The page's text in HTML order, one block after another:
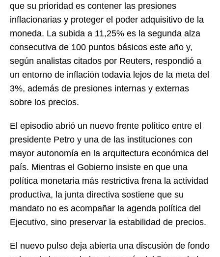
que su prioridad es contener las presiones
inflacionarias y proteger el poder adquisitivo de la
moneda. La subida a 11,25% es la segunda alza
consecutiva de 100 puntos básicos este año y,
según analistas citados por Reuters, respondió a
un entorno de inflación todavía lejos de la meta del
3%, además de presiones internas y externas
sobre los precios.
El episodio abrió un nuevo frente político entre el
presidente Petro y una de las instituciones con
mayor autonomía en la arquitectura económica del
país. Mientras el Gobierno insiste en que una
política monetaria más restrictiva frena la actividad
productiva, la junta directiva sostiene que su
mandato no es acompañar la agenda política del
Ejecutivo, sino preservar la estabilidad de precios.
El nuevo pulso deja abierta una discusión de fondo